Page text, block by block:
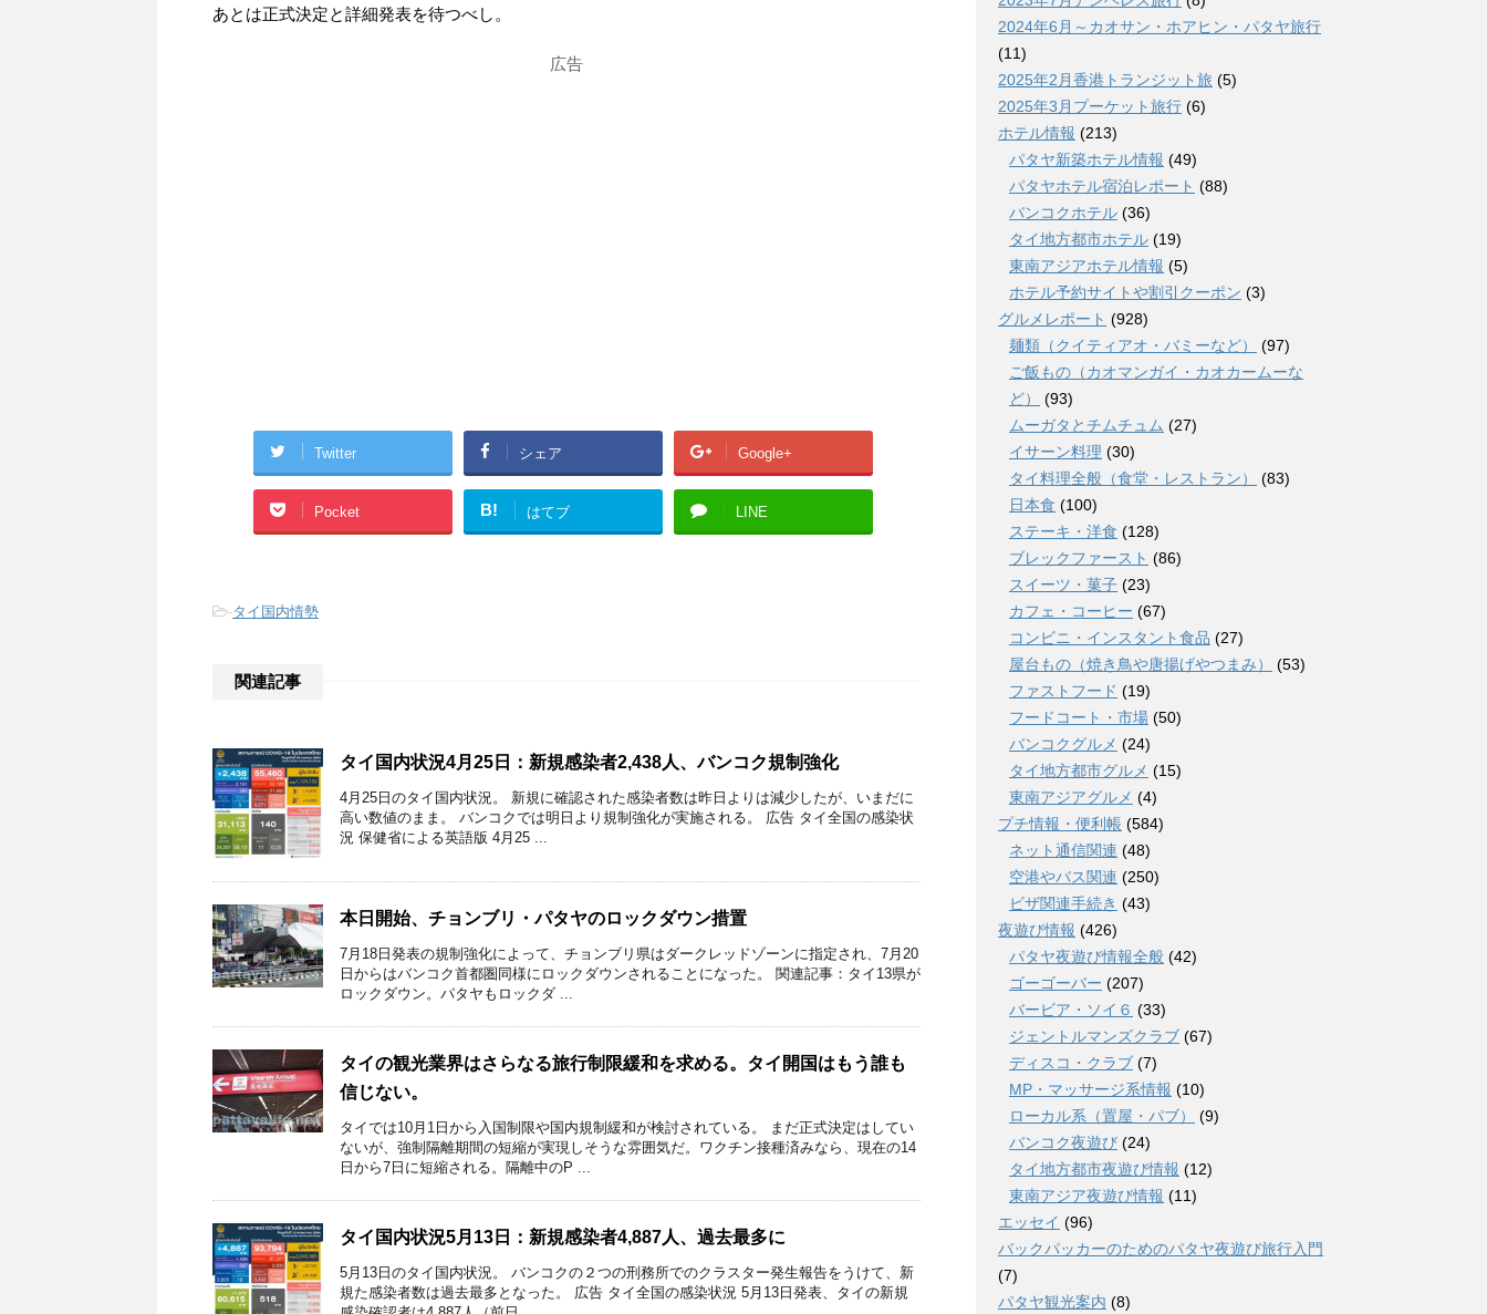
あとは正式決定と詳細発表を待つべし。
広告
Twitter シェア Google+
Pocket B! はてブ LINE
-タイ国内情勢
関連記事
タイ国内状況4月25日：新規感染者2,438人、バンコク規制強化
4月25日のタイ国内状況。 新規に確認された感染者数は昨日よりは減少したが、いまだに
高い数値のまま。 バンコクでは明日より規制強化が実施される。 広告 タイ全国の感染状
況 保健省による英語版 4月25 ...
本日開始、チョンブリ・パタヤのロックダウン措置
7月18日発表の規制強化によって、チョンブリ県はダークレッドゾーンに指定され、7月20
日からはバンコク首都圏同様にロックダウンされることになった。 関連記事：タイ13県が
ロックダウン。パタヤもロックダ ...
タイの観光業界はさらなる旅行制限緩和を求める。タイ開国はもう誰も
信じない。
タイでは10月1日から入国制限や国内規制緩和が検討されている。 まだ正式決定はしてい
ないが、強制隔離期間の短縮が実現しそうな雰囲気だ。ワクチン接種済みなら、現在の14
日から7日に短縮される。隔離中のP ...
タイ国内状況5月13日：新規感染者4,887人、過去最多に
5月13日のタイ国内状況。 バンコクの２つの刑務所でのクラスター発生報告をうけて、新
規た感染者数は過去最多となった。 広告 タイ全国の感染状況 5月13日発表、タイの新規
2024年6月～カオサン・ホアヒン・パタヤ旅行
(11)
2025年2月香港トランジット旅 (5)
2025年3月プーケット旅行 (6)
ホテル情報 (213)
パタヤ新築ホテル情報 (49)
パタヤホテル宿泊レポート (88)
バンコクホテル (36)
タイ地方都市ホテル (19)
東南アジアホテル情報 (5)
ホテル予約サイトや割引クーポン (3)
グルメレポート (928)
麺類（クイティアオ・バミーなど）
(97)
ご飯もの（カオマンガイ・カオカームーな
ど）
(93)
ムーガタとチムチュム (27)
イサーン料理 (30)
タイ料理全般（食堂・レストラン）
(83)
日本食 (100)
ステーキ・洋食 (128)
ブレックファースト (86)
スイーツ・菓子 (23)
カフェ・コーヒー (67)
コンビニ・インスタント食品 (27)
屋台もの（焼き鳥や唐揚げやつまみ）
(53)
ファストフード (19)
フードコート・市場 (50)
バンコクグルメ (24)
タイ地方都市グルメ (15)
東南アジアグルメ (4)
プチ情報・便利帳 (584)
ネット通信関連 (48)
空港やバス関連 (250)
ビザ関連手続き (43)
夜遊び情報 (426)
パタヤ夜遊び情報全般 (42)
ゴーゴーバー (207)
バービア・ソイ６ (33)
ジェントルマンズクラブ (67)
ディスコ・クラブ (7)
MP・マッサージ系情報 (10)
ローカル系（置屋・パブ）
(9)
バンコク夜遊び (24)
タイ地方都市夜遊び情報 (12)
東南アジア夜遊び情報 (11)
エッセイ (96)
バックパッカーのためのパタヤ夜遊び旅行入門
(7)
パタヤ観光案内 (8)